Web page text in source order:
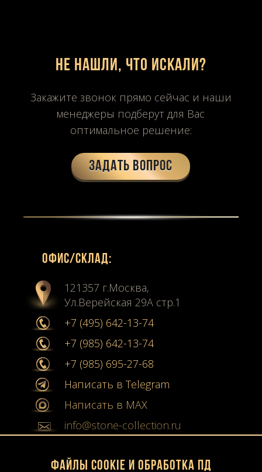
Не нашли, что искали?
Закажите звонок прямо сейчас и наши
менеджеры подберут для Вас
оптимальное решение:
Задать вопрос
Офиc/склад:
121357 г.Москва,
Ул.Верейская 29А стр.1
+7 (495) 642-13-74
+7 (985) 642-13-74
+7 (985) 695-27-68
Написать в Telegram
Написать в MAX
info@stone-collection.ru
Мы в социальных сетях:
Файлы Cookie и обработка ПД